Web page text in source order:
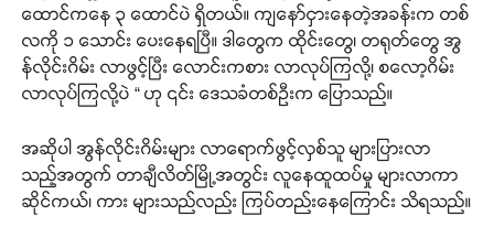
ထောင်ကနေ ၃ ထောင်ပဲ ရှိတယ်။ ကျနော်ငှားနေတဲ့အခန်းက တစ်
လကို ၁ သောင်း ပေးနေရပြီ။ ဒါတွေက ထိုင်းတွေ၊ တရုတ်တွေ အွ
န်လိုင်းဂိမ်း လာဖွင့်ပြီး လောင်းကစား လာလုပ်ကြလို့၊ စလော့ဂိမ်း
လာလုပ်ကြလို့ပဲ “ ဟု ၎င်း ဒေသခံတစ်ဦးက ပြောသည်။
အဆိုပါ အွန်လိုင်းဂိမ်းများ လာရောက်ဖွင့်လှစ်သူ များပြားလာ
သည့်အတွက် တာချီလိတ်မြို့အတွင်း လူနေထူထပ်မှု များလာကာ
ဆိုင်ကယ်၊ ကား များသည်လည်း ကြပ်တည်းနေကြောင်း သိရသည်။